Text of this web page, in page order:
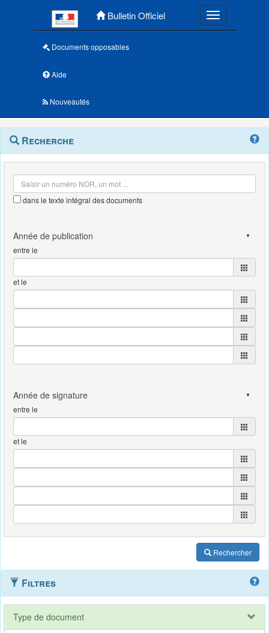
Bulletin Officiel Toggle
Documents opposables
Aide
Nouveautés
Navigation
outils
Menu
contextuel
Recherche
dans le texte intégral des documents
entre le
et le
entre le
et le
Rechercher
Filtres
Type de document